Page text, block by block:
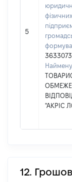
5
"АКРІС
12.